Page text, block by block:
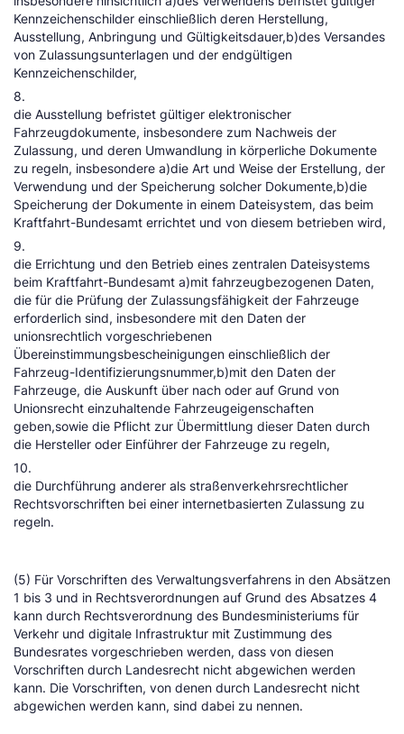
Kennzeichenschilder einschließlich deren Herstellung,
Ausstellung, Anbringung und Gültigkeitsdauer,b)des Versandes
von Zulassungsunterlagen und der endgültigen
Kennzeichenschilder,
8.
die Ausstellung befristet gültiger elektronischer
Fahrzeugdokumente, insbesondere zum Nachweis der
Zulassung, und deren Umwandlung in körperliche Dokumente
zu regeln, insbesondere a)die Art und Weise der Erstellung, der
Verwendung und der Speicherung solcher Dokumente,b)die
Speicherung der Dokumente in einem Dateisystem, das beim
Kraftfahrt-Bundesamt errichtet und von diesem betrieben wird,
9.
die Errichtung und den Betrieb eines zentralen Dateisystems
beim Kraftfahrt-Bundesamt a)mit fahrzeugbezogenen Daten,
die für die Prüfung der Zulassungsfähigkeit der Fahrzeuge
erforderlich sind, insbesondere mit den Daten der
unionsrechtlich vorgeschriebenen
Übereinstimmungsbescheinigungen einschließlich der
Fahrzeug-Identifizierungsnummer,b)mit den Daten der
Fahrzeuge, die Auskunft über nach oder auf Grund von
Unionsrecht einzuhaltende Fahrzeugeigenschaften
geben,sowie die Pflicht zur Übermittlung dieser Daten durch
die Hersteller oder Einführer der Fahrzeuge zu regeln,
10.
die Durchführung anderer als straßenverkehrsrechtlicher
Rechtsvorschriften bei einer internetbasierten Zulassung zu
regeln.
(5) Für Vorschriften des Verwaltungsverfahrens in den Absätzen
1 bis 3 und in Rechtsverordnungen auf Grund des Absatzes 4
kann durch Rechtsverordnung des Bundesministeriums für
Verkehr und digitale Infrastruktur mit Zustimmung des
Bundesrates vorgeschrieben werden, dass von diesen
Vorschriften durch Landesrecht nicht abgewichen werden
kann. Die Vorschriften, von denen durch Landesrecht nicht
abgewichen werden kann, sind dabei zu nennen.